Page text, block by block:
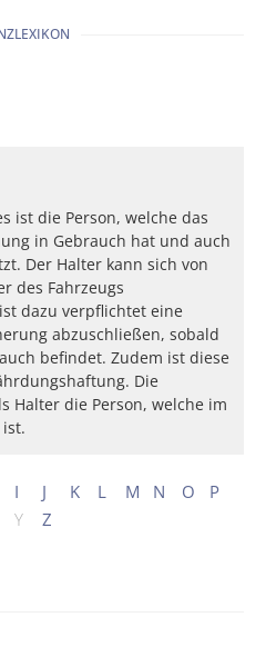
I J K L M N O
P
Y Z
ist die Person, welche das
in Gebrauch hat und auch
Der Halter kann sich von
des Fahrzeugs
dazu verpflichtet eine
abzuschließen, sobald
befindet. Zudem ist diese
Die
Halter die Person, welche im